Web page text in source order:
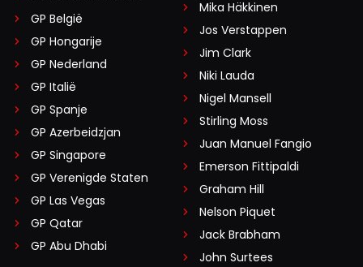
GP België
GP Hongarije
GP Nederland
GP Italië
GP Spanje
GP Azerbeidzjan
GP Singapore
GP Verenigde Staten
GP Las Vegas
GP Qatar
GP Abu Dhabi
Mika Häkkinen
Jos Verstappen
Jim Clark
Niki Lauda
Nigel Mansell
Stirling Moss
Juan Manuel Fangio
Emerson Fittipaldi
Graham Hill
Nelson Piquet
Jack Brabham
John Surtees